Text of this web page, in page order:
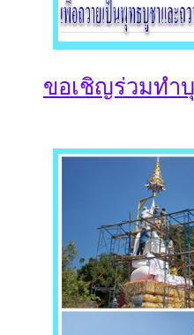
ขอเชิญร่วมทำ